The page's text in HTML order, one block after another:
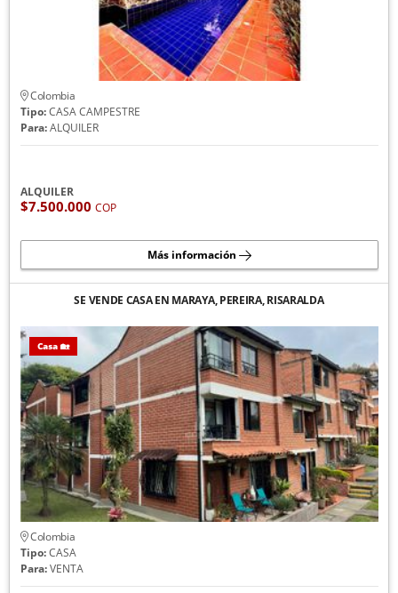
Colombia
Tipo:CASA CAMPESTRE
Para:ALQUILER
ALQUILER
$7.500.000 COP
Más información
SE VENDE CASA EN MARAYA, PEREIRA, RISARALDA
Casa 🏡
Colombia
Tipo:CASA
Para:VENTA